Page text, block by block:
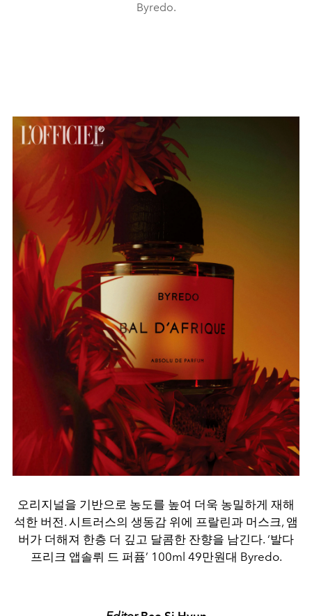
Byredo.
오리지널을 기반으로 농도를 높여 더욱 농밀하게 재해
석한 버전. 시트러스의 생동감 위에 프랄린과 머스크, 앰
버가 더해져 한층 더 깊고 달콤한 잔향을 남긴다. ‘발다
프리크 앱솔뤼 드 퍼퓸’ 100ml 49만원대 Byredo.